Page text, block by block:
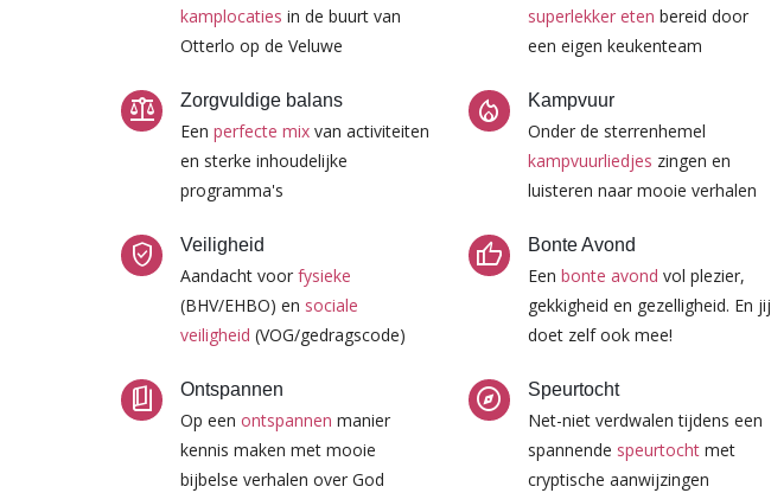
kamplocaties in de buurt van
Otterlo op de Veluwe
balance Zorgvuldige balans
Een perfecte mix van activiteiten
en sterke inhoudelijke
programma's
verified_user Veiligheid
Aandacht voor fysieke
(BHV/EHBO) en sociale
veiligheid (VOG/gedragscode)
book_5 Ontspannen
Op een ontspannen manier
kennis maken met mooie
bijbelse verhalen over God
superlekker eten bereid door
een eigen keukenteam
local_fire_department Kampvuur
Onder de sterrenhemel
kampvuurliedjes zingen en
luisteren naar mooie verhalen
thumb_up Bonte Avond
Een bonte avond vol plezier,
gekkigheid en gezelligheid. En jij
doet zelf ook mee!
explore Speurtocht
Net-niet verdwalen tijdens een
spannende speurtochtmet
cryptische aanwijzingen